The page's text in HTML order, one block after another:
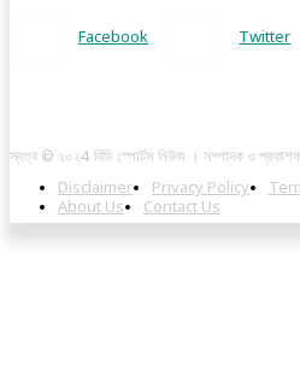
Facebook Twitter
স্বত্ব © ২০২4 বিডি স্পোর্টস নিউজ । সম্পাদক ও
Disclaimer Privacy Policy
About Us
Contact Us